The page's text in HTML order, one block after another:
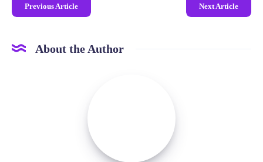
Previous Article Next Article
About the Author